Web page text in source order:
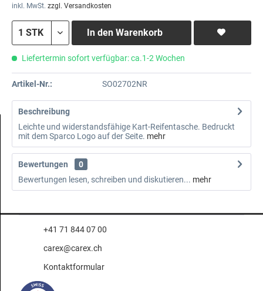
inkl. MwSt. zzgl. Versandkosten
In den Warenkorb
Liefertermin sofort verfügbar: ca.1-2 Wochen
Artikel-Nr.: SO02702NR
Beschreibung
Leichte und widerstandsfähige Kart-Reifentasche. Bedruckt
mit dem Sparco Logo auf der Seite. mehr
Bewertungen
0
Bewertungen lesen, schreiben und diskutieren... mehr
+41 71 844 07 00
carex@carex.ch
Kontaktformular